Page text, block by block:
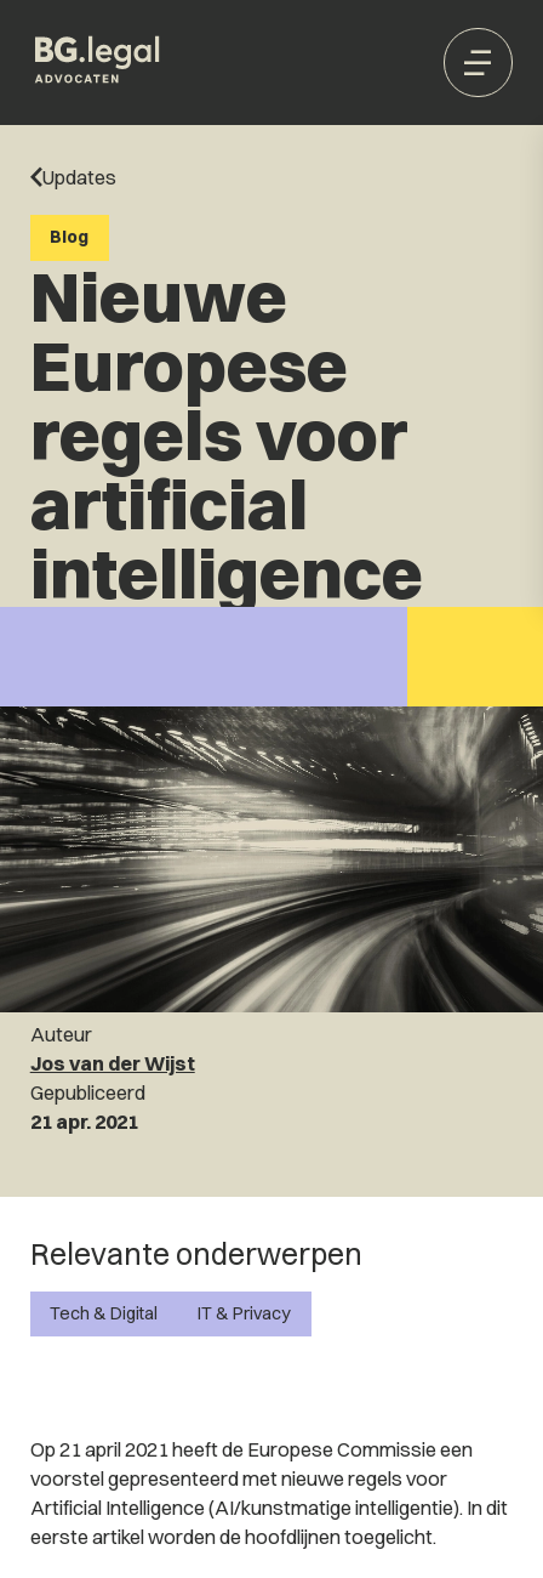
Updates
Blog
Nieuwe
Europese
regels voor
artificial
intelligence
Auteur
Jos van der Wijst
Gepubliceerd
21 apr. 2021
Relevante onderwerpen
Tech & Digital IT & Privacy
Op 21 april 2021 heeft de Europese Commissie een
voorstel gepresenteerd met nieuwe regels voor
Artificial Intelligence (AI/kunstmatige intelligentie). In dit
eerste artikel worden de hoofdlijnen toegelicht.